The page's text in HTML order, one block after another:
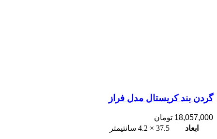
گردن بند کریستال مدل فراز
18,057,000 تومان
ابعاد
37.5 × 4.2 سانتیمتر